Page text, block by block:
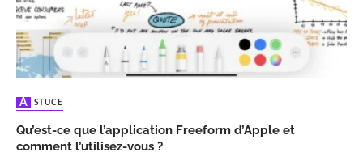
ASTUCE
Qu’est-ce que l’application Freeform d’Apple et
comment l’utilisez-vous ?